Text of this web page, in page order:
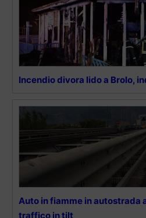
Incendio divora lido a Brolo,
Auto in fiamme in autostrada
traffico in tilt